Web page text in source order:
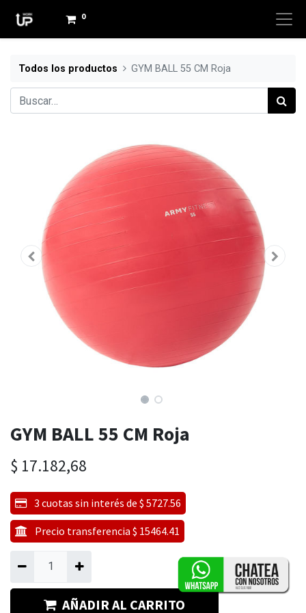
0
Todos los productos GYM BALL 55 CM Roja
GYM BALL 55 CM Roja
$ 17.182,68
3 cuotas sin interés de $ 5727.56
Precio transferencia $ 15464.41
AÑADIR AL CARRITO